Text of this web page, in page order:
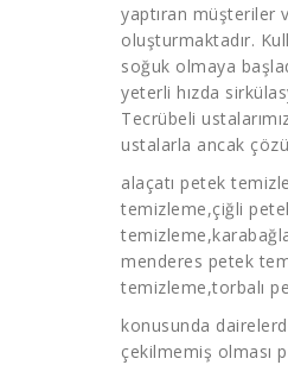
yaptıran müşteriler
oluşturmaktadır.
soğuk olmaya
yeterli hızda
Tecrübeli
ustalarla ancak
alaçatı petek
temizleme,çiğli
temizleme
menderes petek
temizleme,torbalı
konusunda
çekilmemiş olması